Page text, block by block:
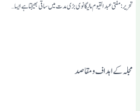
تحریر:مفتی عبدالقیوم مالیگانوی بڑی مدت میں ساقی بھیجتا ہے ایسا…
مجلہ کے اہداف و مقاصد